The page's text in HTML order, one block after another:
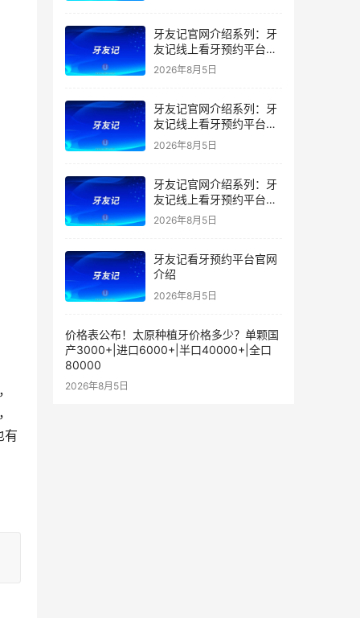
有
牙友记官网介绍系列：牙
友记线上看牙预约平台打
破口腔行业专业壁垒新手
2026年8月5日
牙友记官网介绍系列：牙
友记线上看牙预约平台落
地同城就诊经验打破未知
2026年8月5日
牙友记官网介绍系列：牙
友记线上看牙预约平台的
优势在哪里？
2026年8月5日
牙友记看牙预约平台官网
介绍
2026年8月5日
价格表公布！太原种植牙价格多少？单颗国
产3000+|进口6000+|半口40000+|全口
80000
2026年8月5日